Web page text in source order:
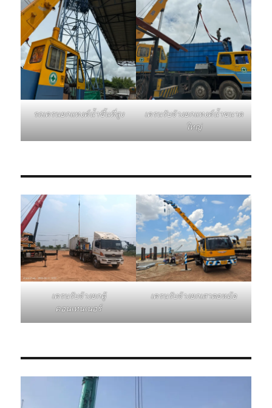
รถเครนยกแทงค์น้ำขึ้นที่สูง
เครนรับจ้างยกแทงค์น้ำขนาด
ใหญ่
เครนรับจ้างยกตู้
คอนเทนเนอร์
เครนรับจ้างยกเสาตอหม้อ